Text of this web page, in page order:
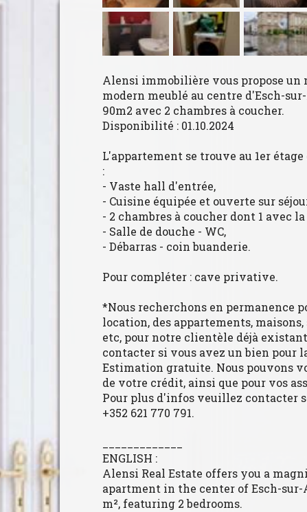
Alensi immobilière vous propose un
modern meublé au centre d'Esch-
90m2 avec 2 chambres à coucher.
Disponibilité : 01.10.2024
L'appartement se trouve au 1er
:
- Vaste hall d'entrée,
- Cuisine équipée et ouverte sur
- 2 chambres à coucher dont 1 avec
- Salle de douche - WC,
- Débarras - coin buanderie.
Pour compléter : cave privative.
*Nous recherchons en permanence
location, des appartements,
etc, pour notre clientèle déjà
contacter si vous avez un bien pour
Estimation gratuite. Nous pouvons
de votre crédit, ainsi que pour vos
Pour plus d'infos veuillez contacter
+352 621 770 791.
ENGLISH :
Alensi Real Estate offers you a
apartment in the center of Esch-
m², featuring 2 bedrooms.